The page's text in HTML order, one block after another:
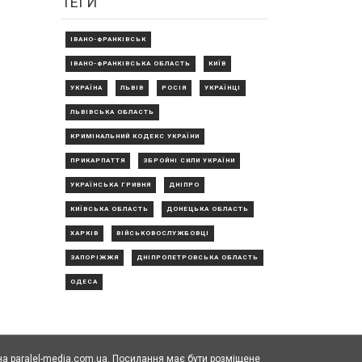
ІВАНО-ФРАНКІВСЬК
ІВАНО-ФРАНКІВСЬКА ОБЛАСТЬ КИЇВ
УКРАЇНА ЛЬВІВ РОСІЯ УКРАЇНЦІ
ЛЬВІВСЬКА ОБЛАСТЬ
КРИМІНАЛЬНИЙ КОДЕКС УКРАЇНИ
ПРИКАРПАТТЯ ЗБРОЙНІ СИЛИ УКРАЇНИ
УКРАЇНСЬКА ГРИВНЯ ДНІПРО
КИЇВСЬКА ОБЛАСТЬ ДОНЕЦЬКА ОБЛАСТЬ
ХАРКІВ ВІЙСЬКОВОСЛУЖБОВЦІ
ЗАПОРІЖЖЯ ДНІПРОПЕТРОВСЬКА ОБЛАСТЬ
ОДЕСА
paralel-media.com.ua. Посилання має бути розміщене